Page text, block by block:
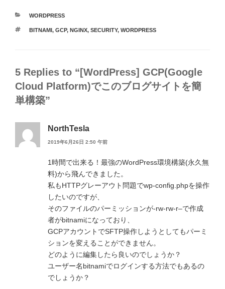
カ
ゴ
WORDPRESS
タ
BITNAMI, GCP, NGINX, SECURITY, WORDPRESS
5 Replies to “[WordPress] GCP(Google
Cloud Platform)でこのブログサイトを簡
単構築”
NorthTesla
2019年6月26日 2:50 午前
1時間で出来る！最強のWordPress環境構築(永久無
料)から飛んできました。
私もHTTPグレーアウト問題でwp-config.phpを操作
したいのですが、
そのファイルのパーミッションが-rw-rw-r–で作成
者がbitnamiになっており、
GCPアカウントでSFTP操作しようとしてもパーミ
ションを変えることができません。
どのように編集したら良いのでしょうか？
ユーザー名bitnamiでログインする方法でもあるの
でしょうか？